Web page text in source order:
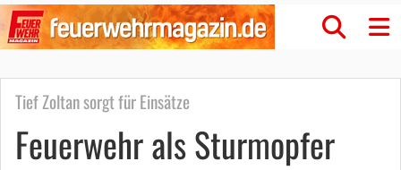
Tief Zoltan sorgt für Einsätze
Feuerwehr als Sturmopfer